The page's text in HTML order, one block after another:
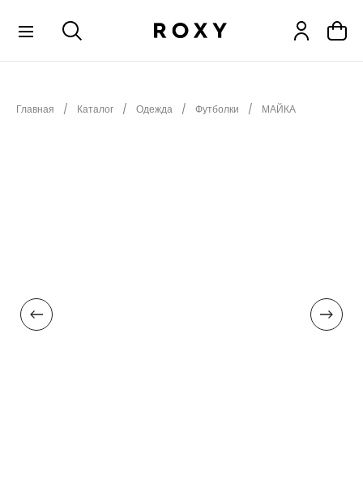
ПЛЯЖНАЯ ОДЕЖДА
АКСЕССУАРЫ
Главная Каталог Одежда Футболки МАЙКА